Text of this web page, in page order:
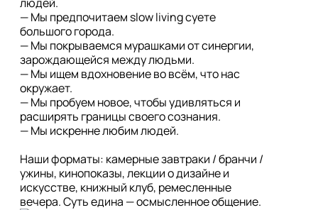
— Мы предпочитаем slow living суете
большого города.
— Мы покрываемся мурашками от синергии,
зарождающейся между людьми.
— Мы ищем вдохновение во всём, что нас
окружает.
— Мы пробуем новое, чтобы удивляться и
расширять границы своего сознания.
— Мы искренне любим людей.
Наши форматы: камерные завтраки / бранчи /
ужины, кинопоказы, лекции о дизайне и
искусстве, книжный клуб, ремесленные
вечера. Суть едина — осмысленное общение.